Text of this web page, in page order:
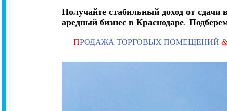
Получайте стабильный доход от
аредный бизнес в Краснодаре.
ПРОДАЖА ТОРГОВЫХ ПОМЕЩЕНИЙ